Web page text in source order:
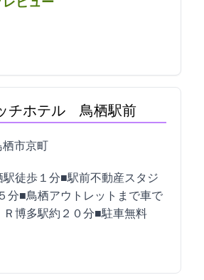
レビュー
チホテル 鳥栖駅前
市京町726
駅徒歩１分■駅前不動産スタジ
分■鳥栖アウトレットまで車で
Ｒ博多駅約２０分■駐車無料